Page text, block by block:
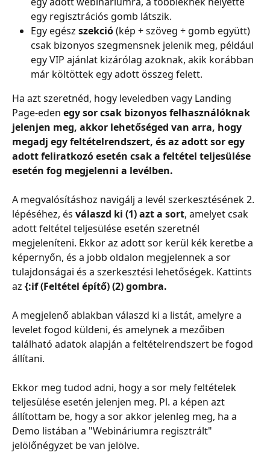
egy regisztrációs gomb látszik.
Egy egész szekció (kép + szöveg + gomb együtt)
csak bizonyos szegmensnek jelenik meg, például
egy VIP ajánlat kizárólag azoknak, akik korábban
már költöttek egy adott összeg felett.
Ha azt szeretnéd, hogy leveledben vagy Landing
Page-eden egy sor csak bizonyos felhasználóknak
jelenjen meg, akkor lehetőséged van arra, hogy
megadj egy feltételrendszert, és az adott sor egy
adott feliratkozó esetén csak a feltétel teljesülése
esetén fog megjelenni a levélben.
A megvalósításhoz navigálj a levél szerkesztésének 2.
lépéséhez, és válaszd ki (1) azt a sort, amelyet csak
adott feltétel teljesülése esetén szeretnél
megjeleníteni. Ekkor az adott sor kerül kék keretbe a
képernyőn, és a jobb oldalon megjelennek a sor
tulajdonságai és a szerkesztési lehetőségek. Kattints
az {:if (Feltétel építő) (2) gombra.
A megjelenő ablakban válaszd ki a listát, amelyre a
levelet fogod küldeni, és amelynek a mezőiben
található adatok alapján a feltételrendszert be fogod
állítani.
Ekkor meg tudod adni, hogy a sor mely feltételek
teljesülése esetén jelenjen meg. Pl. a képen azt
állítottam be, hogy a sor akkor jelenleg meg, ha a
Demo listában a "Webináriumra regisztrált"
jelölőnégyzet be van jelölve.